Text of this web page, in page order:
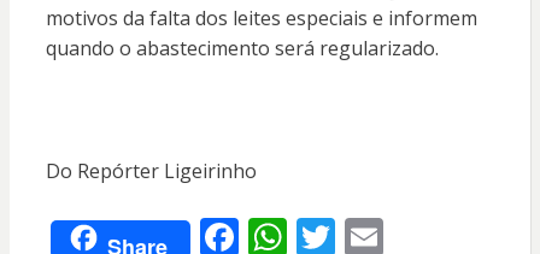
motivos da falta dos leites especiais e informem
quando o abastecimento será regularizado.
Do Repórter Ligeirinho
Share F W T E